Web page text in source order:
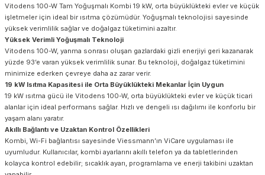
Vitodens 100-W Tam Yoğuşmalı Kombi 19 kW, orta büyüklükteki evler ve küçük
işletmeler için ideal bir ısıtma çözümüdür. Yoğuşmalı teknolojisi sayesinde
yüksek verimlilik sağlar ve doğalgaz tüketimini azaltır.
Yüksek Verimli Yoğuşmalı Teknoloji
Vitodens 100-W, yanma sonrası oluşan gazlardaki gizli enerjiyi geri kazanarak
yüzde 93’e varan yüksek verimlilik sunar. Bu teknoloji, doğalgaz tüketimini
minimize ederken çevreye daha az zarar verir.
19 kW Isıtma Kapasitesi ile Orta Büyüklükteki Mekanlar İçin Uygun
19 kW ısıtma gücü ile Vitodens 100-W, orta büyüklükteki evler ve küçük ticari
alanlar için ideal performans sağlar. Hızlı ve dengeli ısı dağılımı ile konforlu bir
yaşam alanı yaratır.
Akıllı Bağlantı ve Uzaktan Kontrol Özellikleri
Kombi, Wi-Fi bağlantısı sayesinde Viessmann’ın ViCare uygulaması ile
uyumludur. Kullanıcılar, kombi ayarlarını akıllı telefon ya da tabletlerinden
kolayca kontrol edebilir; sıcaklık ayarı, programlama ve enerji takibini uzaktan